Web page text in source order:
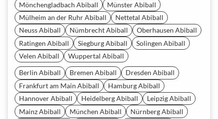
Mönchengladbach Abiball
Münster Abiball
Mülheim an der Ruhr Abiball
Nettetal Abiball
Neuss Abiball
Nümbrecht Abiball
Oberhausen Abiball
Ratingen Abiball
Siegburg Abiball
Solingen Abiball
Velen Abiball
Wuppertal Abiball
Berlin Abiball Bremen Abiball
Dresden Abiball
Frankfurt am Main Abiball
Hamburg Abiball
Hannover Abiball
Heidelberg Abiball
Leipzig Abiball
Mainz Abiball
München Abiball
Nürnberg Abiball